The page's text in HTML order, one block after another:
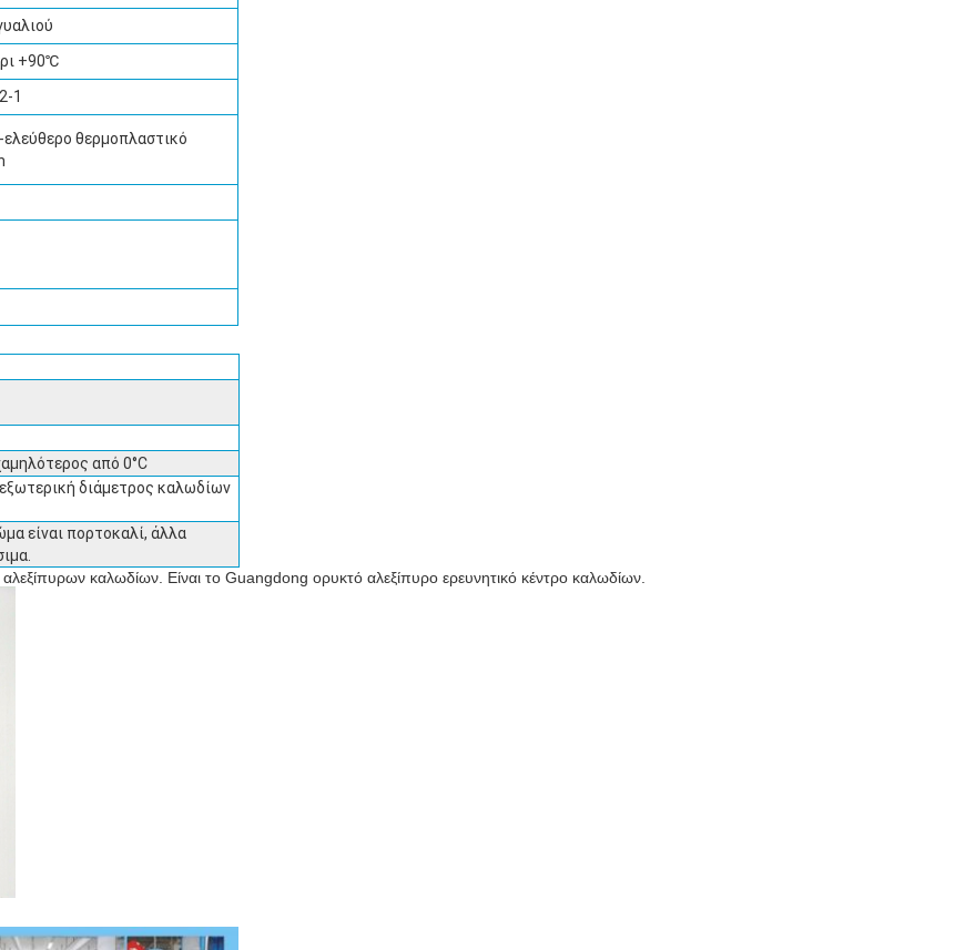
+90℃
1
θερμοπλαστικό
από 0°C
διάμετρος καλωδίων
είναι πορτοκαλί, άλλα
καλωδίων. Είναι το Guangdong ορυκτό αλεξίπυρο ερευνητικό κέντρο καλωδίων.